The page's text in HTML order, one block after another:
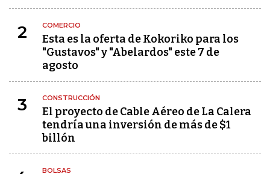
2 COMERCIO
Esta es la oferta de Kokoriko para los
"Gustavos" y "Abelardos" este 7 de
agosto
3 CONSTRUCCIÓN
El proyecto de Cable Aéreo de La Calera
tendría una inversión de más de $1
billón
BOLSAS